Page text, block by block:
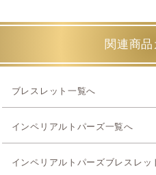
関連商品
ブレスレット一覧へ
インペリアルトパーズ一覧へ
インペリアルトパーズブレスレッ